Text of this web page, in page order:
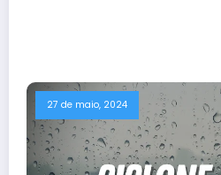
27 de maio, 2024